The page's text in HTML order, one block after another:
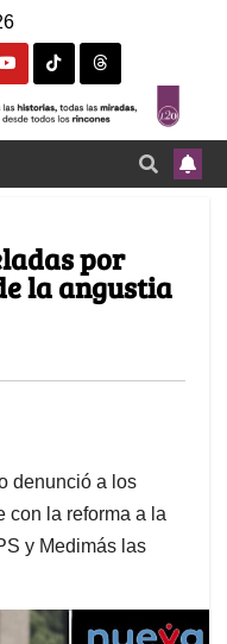
por
la angustia
denunció a los
con la reforma a la
y Medimás las